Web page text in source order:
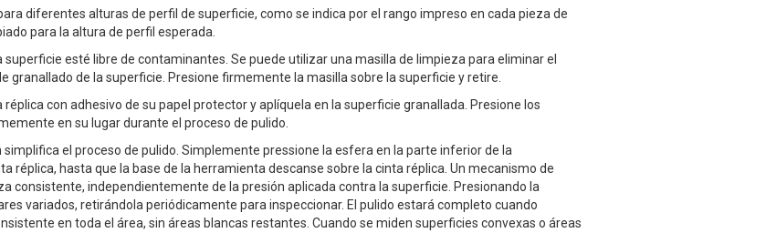
diferentes alturas de perfil de superficie, como se indica por el rango impreso en cada pieza de
para la altura de perfil esperada.
esté libre de contaminantes. Se puede utilizar una masilla de limpieza para eliminar el
granallado de la superficie. Presione firmemente la masilla sobre la superficie y retire.
con adhesivo de su papel protector y aplíquela en la superficie granallada. Presione los
en su lugar durante el proceso de pulido.
el proceso de pulido. Simplemente pressione la esfera en la parte inferior de la
réplica, hasta que la base de la herramienta descanse sobre la cinta réplica. Un mecanismo de
consistente, independientemente de la presión aplicada contra la superficie. Presionando la
variados, retirándola periódicamente para inspeccionar. El pulido estará completo cuando
en toda el área, sin áreas blancas restantes. Cuando se miden superficies convexas o áreas